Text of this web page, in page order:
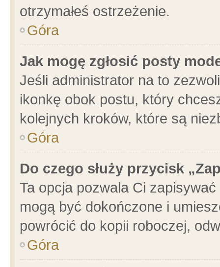
otrzymałeś ostrzeżenie.
Góra
Jak mogę zgłosić posty
Jeśli administrator na to
ikonkę obok postu, który
kolejnych kroków, które są
Góra
Do czego służy przycisk
Ta opcja pozwala Ci
mogą być dokończone i
powrócić do kopii roboczej,
Góra